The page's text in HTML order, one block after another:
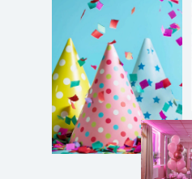
КОНТАКТЫ
Москва, ул.Бакунинская 69с1
7 (499) 553 07 16
Вызвать такси